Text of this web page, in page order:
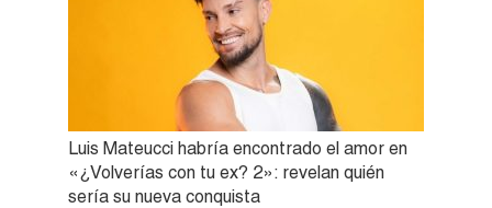
Luis Mateucci habría encontrado el amor en
«¿Volverías con tu ex? 2»: revelan quién
sería su nueva conquista